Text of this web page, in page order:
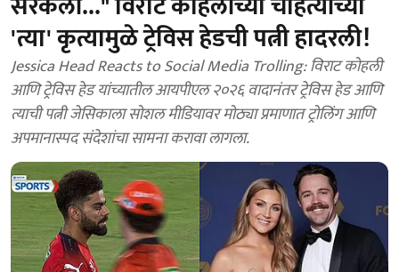
'त्या' कृत्यामुळे ट्रेविस हेडची पत्नी हादरली!
Jessica Head Reacts to Social Media Trolling: विराट कोहली
आणि ट्रेविस हेड यांच्यातील आयपीएल २०२६ वादानंतर ट्रेविस हेड आणि
त्याची पत्नी जेसिकाला सोशल मीडियावर मोठ्या प्रमाणात ट्रोलिंग आणि
अपमानास्पद संदेशांचा सामना करावा लागला.